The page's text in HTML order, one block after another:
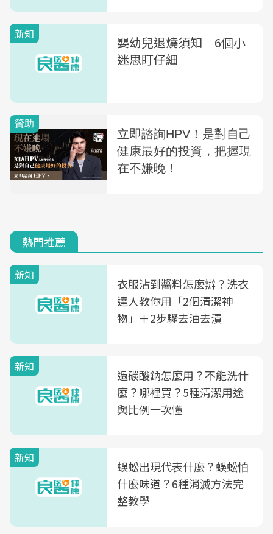
新知
嬰幼兒退燒須知 6個小
迷思盯仔細
熱門推薦
新知
衣服沾到醬料怎麼辦？洗衣
達人教你用「2個清潔神
物」＋2步驟去油去漬
新知
過碳酸鈉怎麼用？不能洗什
麼？哪裡買？5種清潔用途
與比例一次懂
新知
蜈蚣出現代表什麼？蜈蚣怕
什麼味道？6種消滅方法完
整教學